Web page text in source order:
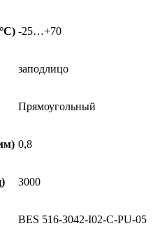
-25…+70
заподлицо
Прямоугольный
0,8
3000
BES 516-3042-I02-C-PU-05